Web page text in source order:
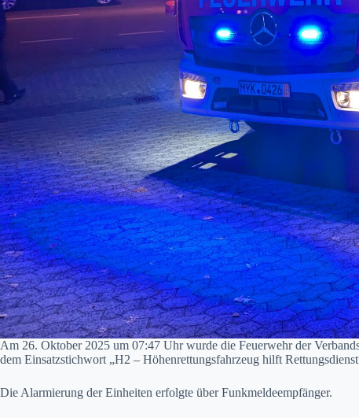
Am 26. Oktober 2025 um 07:47 Uhr wurde die Feuerwehr der
dem Einsatzstichwort „H2 – Höhenrettungsfahrzeug hilft
Die Alarmierung der Einheiten erfolgte über Funkmeldeempfänger.